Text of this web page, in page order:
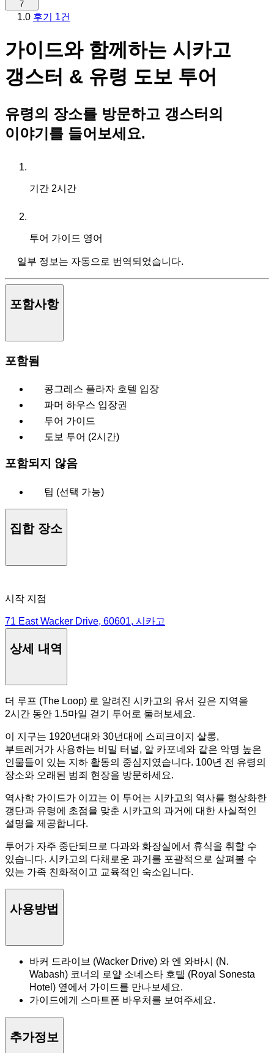
7
1.0 후기 1건
가이드와 함께하는 시카고
갱스터 & 유령 도보 투어
유령의 장소를 방문하고 갱스터의
이야기를 들어보세요.
기간 2시간
투어 가이드 영어
일부 정보는 자동으로 번역되었습니다.
포함사항
포함됨
콩그레스 플라자 호텔 입장
파머 하우스 입장권
투어 가이드
도보 투어 (2시간)
포함되지 않음
팁 (선택 가능)
집합 장소
시작 지점
71 East Wacker Drive, 60601, 시카고
상세 내역
더 루프 (The Loop) 로 알려진 시카고의 유서 깊은 지역을
2시간 동안 1.5마일 걷기 투어로 둘러보세요.
이 지구는 1920년대와 30년대에 스피크이지 살롱,
부트레거가 사용하는 비밀 터널, 알 카포네와 같은 악명 높은
인물들이 있는 지하 활동의 중심지였습니다. 100년 전 유령의
장소와 오래된 범죄 현장을 방문하세요.
역사학 가이드가 이끄는 이 투어는 시카고의 역사를 형상화한
갱단과 유령에 초점을 맞춘 시카고의 과거에 대한 사실적인
설명을 제공합니다.
투어가 자주 중단되므로 다과와 화장실에서 휴식을 취할 수
있습니다. 시카고의 다채로운 과거를 포괄적으로 살펴볼 수
있는 가족 친화적이고 교육적인 숙소입니다.
사용방법
바커 드라이브 (Wacker Drive) 와 엔 와바시 (N.
Wabash) 코너의 로얄 소네스타 호텔 (Royal Sonesta
Hotel) 옆에서 가이드를 만나보세요.
가이드에게 스마트폰 바우처를 보여주세요.
추가정보